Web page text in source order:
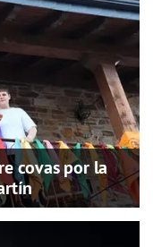
covas por la